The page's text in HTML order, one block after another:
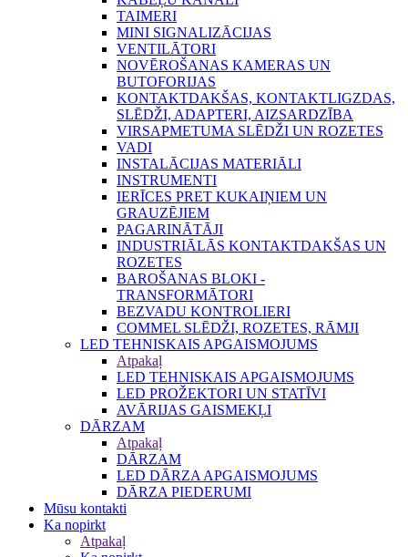
TAIMERI
MINI SIGNALIZĀCIJAS
VENTILĀTORI
NOVĒROŠANAS KAMERAS UN
BUTOFORIJAS
KONTAKTDAKŠAS, KONTAKTLIGZDAS,
SLĒDŽI, ADAPTERI, AIZSARDZĪBA
VIRSAPMETUMA SLĒDŽI UN ROZETES
VADI
INSTALĀCIJAS MATERIĀLI
INSTRUMENTI
IERĪCES PRET KUKAIŅIEM UN
GRAUZĒJIEM
PAGARINĀTĀJI
INDUSTRIĀLĀS KONTAKTDAKŠAS UN
ROZETES
BAROŠANAS BLOKI -
TRANSFORMĀTORI
BEZVADU KONTROLIERI
COMMEL SLĒDŽI, ROZETES, RĀMJI
LED TEHNISKAIS APGAISMOJUMS
Atpakaļ
LED TEHNISKAIS APGAISMOJUMS
LED PROŽEKTORI UN STATĪVI
AVĀRIJAS GAISMEKĻI
DĀRZAM
Atpakaļ
DĀRZAM
LED DĀRZA APGAISMOJUMS
DĀRZA PIEDERUMI
Mūsu kontakti
Ka nopirkt
Atpakaļ